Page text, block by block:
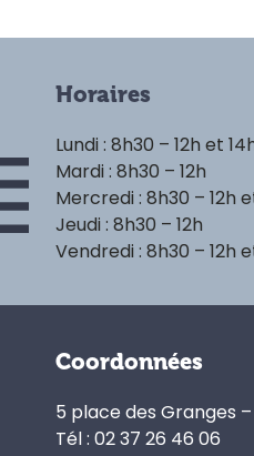
Horaires
Lundi : 8h30 – 12h et
Mardi : 8h30 – 12h
Mercredi : 8h30 – 12h
Jeudi : 8h30 – 12h
Vendredi : 8h30 – 12h
Coordonnées
5 place des Granges
Tél : 02 37 26 46 06